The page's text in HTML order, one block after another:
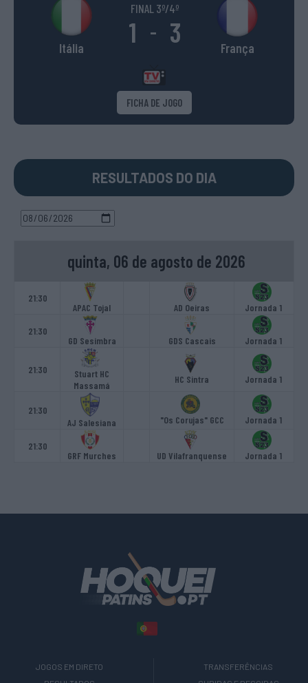
Itália
FINAL 3º/4º
1 - 3 França
FICHA DE JOGO
RESULTADOS DO DIA
quinta, 06 de agosto de 2026
21:30
APAC Tojal
AD Oeiras
Jornada 1
21:30
GD Sesimbra
GDS Cascais Jornada 1
21:30
Stuart HC
Massamá
HC Sintra Jornada 1
21:30
AJ Salesiana
"Os Corujas" GCC Jornada 1
21:30
GRF Murches
UD Vilafranquense Jornada 1
JOGOS EM DIRETO
TRANSFERÊNCIAS